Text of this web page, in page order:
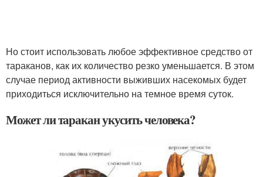
Но стоит использовать любое эффективное средство от
тараканов, как их количество резко уменьшается. В этом
случае период активности выживших насекомых будет
приходиться исключительно на темное время суток.
Может ли таракан укусить человека?